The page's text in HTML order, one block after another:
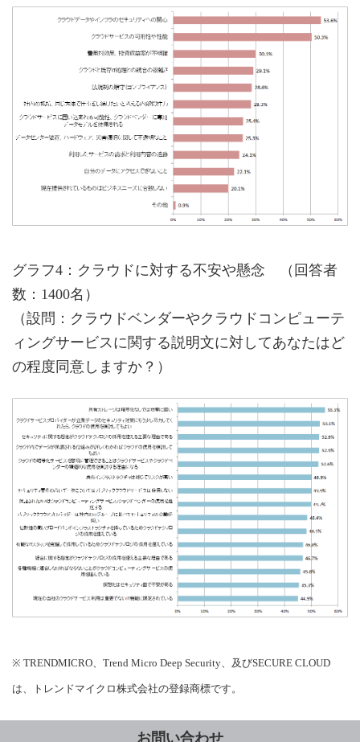
グラフ4：クラウドに対する不安や懸念 （回答者
数：1400名）
（設問：クラウドベンダーやクラウドコンピューテ
ィングサービスに関する説明文に対してあなたはど
の程度同意しますか？）
※ TRENDMICRO、Trend Micro Deep Security、及びSECURE CLOUD
は、トレンドマイクロ株式会社の登録商標です。
お問い合わせ